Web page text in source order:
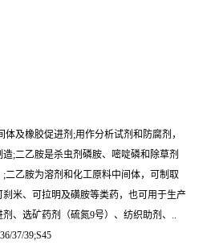
及橡胶促进剂;用作分析试剂和防腐剂，
;二乙胺是杀虫剂磷胺、嘧啶磷和除草剂
二乙胺为溶剂和化工原料中间体，可制取
米、可拉明及磺胺等类药，也可用于生产
、选矿药剂（硫氮9号）、纺织助剂、..
37/39;S45